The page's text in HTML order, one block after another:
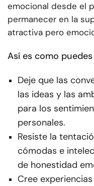
emocional desde el
permanecer en la
atractiva pero
Así es como
Deje que las
las ideas y las
para los
personales.
Resiste la
cómodas e
de honestidad
Cree